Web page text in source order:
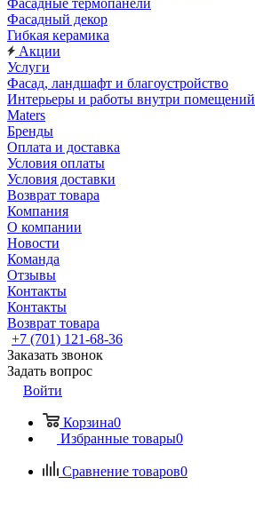
Фасадные термопанели
Фасадный декор
Гибкая керамика
Акции
Услуги
Фасад, ландшафт и благоустройство
Интерьеры и работы внутри помещений
Maters
Бренды
Оплата и доставка
Условия оплаты
Условия доставки
Возврат товара
Компания
О компании
Новости
Команда
Отзывы
Контакты
Контакты
Возврат товара
+7 (701) 121-68-36
Заказать звонок
Задать вопрос
Войти
Корзина0
Избранные товары0
Сравнение товаров0